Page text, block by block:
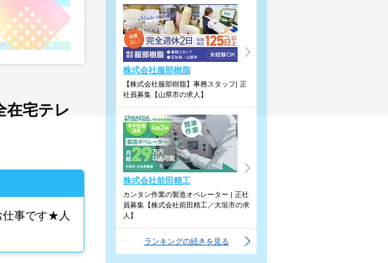
在宅テレ
仕事です★人
株式会社服部樹脂
【株式会社服部樹脂】事務スタッフ| 正
社員募集【山県市の求人】
株式会社前田精工
カンタン作業の製造オペレーター | 正社
員募集【株式会社前田精工／大垣市の求
人】
ランキングの続きを見る